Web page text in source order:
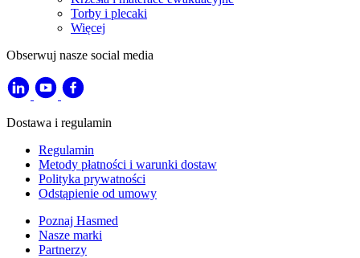
Torby i plecaki
Więcej
Obserwuj nasze social media
Dostawa i regulamin
Regulamin
Metody płatności i warunki dostaw
Polityka prywatności
Odstąpienie od umowy
Poznaj Hasmed
Nasze marki
Partnerzy